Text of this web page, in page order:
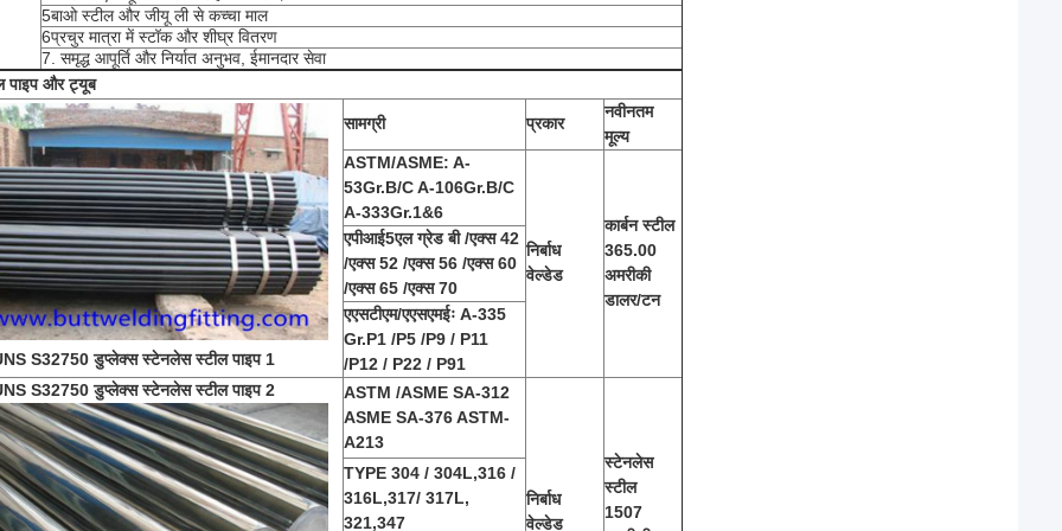
5बाओ स्टील और जीयू ली से कच्चा माल
6प्रचुर मात्रा में स्टॉक और शीघ्र वितरण
7. समृद्ध आपूर्ति और निर्यात अनुभव, ईमानदार सेवा
पाइप और ट्यूब
सामग्री प्रकार
नवीनतम
मूल्य
ASTM/ASME: A-
53Gr.B/C A-106Gr.B/C
A-333Gr.1&6
निर्बाध
वेल्डेड
कार्बन स्टील
365.00
अमरीकी
डालर/टन
एपीआई5एल ग्रेड बी /एक्स 42
/एक्स 52 /एक्स 56 /एक्स 60
/एक्स 65 /एक्स 70
एएसटीएम/एएसएमईः A-335
Gr.P1 /P5 /P9 / P11
/P12 / P22 / P91
ASTM /ASME SA-312
ASME SA-376 ASTM-
A213
निर्बाध
वेल्डेड
स्टेनलेस
स्टील
1507
TYPE 304 / 304L,316 /
316L,317/ 317L,
321,347